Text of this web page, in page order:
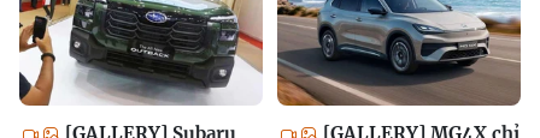
[GALLERY] Subaru [GALLERY] MG4X chỉ